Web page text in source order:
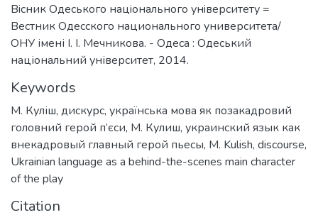
Вiсник Одеського нацiонального унiверситету =
Вестник Одесского национального университета/
ОНУ імені І. І. Мечникова. - Одеса : Одеський
національний університет, 2014.
Keywords
М. Куліш, дискурс, українська мова як позакадровий
головний герой п’єси, М. Кулиш, украинский язык как
внекадровый главный герой пьесы, M. Kulish, discourse,
Ukrainian language as a behind-the-scenes main character
of the play
Citation